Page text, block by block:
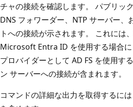
チャの接続を確認します。 パブリッ
DNS フォワーダー、NTP サーバー、
トへの接続が示されます。 これには
Microsoft Entra ID を使用する場合
プロバイダーとして AD FS を使用す
ン サーバーへの接続が含まれます。
コマンドの詳細な出力を取得するには